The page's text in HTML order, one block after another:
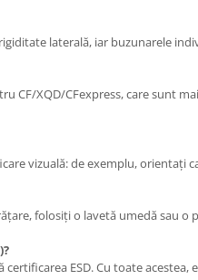
laterală, iar buzunarele
CF/XQD/CFexpress, care sunt
vizuală: de exemplu, orientați
folosiți o lavetă umedă sau
ESD. Cu toate